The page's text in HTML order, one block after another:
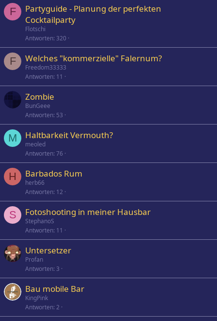
F
Partyguide - Planung der perfekten
Cocktailparty
Flotschi
Antworten 320
F Welches "kommerzielle" Falernum?
Freedom33333
Antworten 11
Zombie
BunGeee
Antworten 53
M Haltbarkeit Vermouth?
meoled
Antworten 76
H Barbados Rum
herb66
Antworten 12
S Fotoshooting in meiner Hausbar
StephanoS
Antworten 11
Untersetzer
Profan
Antworten 3
Bau mobile Bar
KingPink
Antworten 2